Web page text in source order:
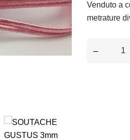
Venduto a
metrature
–